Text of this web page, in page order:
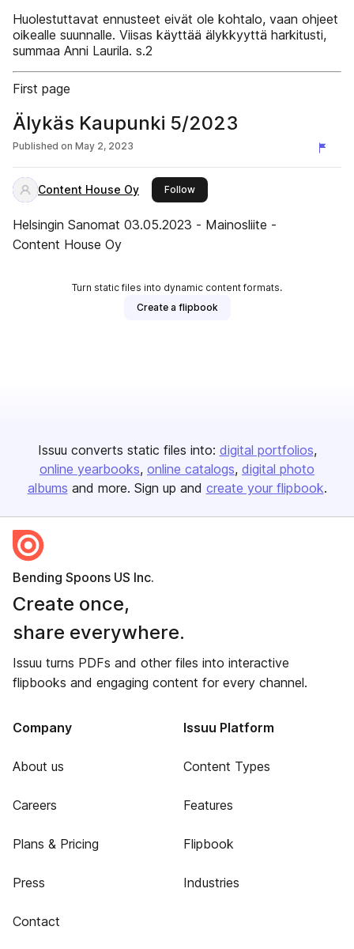
Huolestuttavat ennusteet eivät ole kohtalo, vaan ohjeet
oikealle suunnalle. Viisas käyttää älykkyyttä harkitusti,
summaa Anni Laurila. s.2
First page
Älykäs Kaupunki 5/2023
Published on May 2, 2023
Content House Oy Followthis publisher
Helsingin Sanomat 03.05.2023 - Mainosliite -
Content House Oy
Turn static files into dynamic content formats.
Create a flipbook
Issuu converts static files into: digital portfolios
online yearbooks online catalogs digital photo
albums and more. Sign up and create your flipbook.
Bending Spoons US Inc.
Create once,
share everywhere.
Issuu turns PDFs and other files into interactive
flipbooks and engaging content for every channel.
Company
About us
Careers
Plans & Pricing
Press
Contact
Issuu Platform
Content Types
Features
Flipbook
Industries